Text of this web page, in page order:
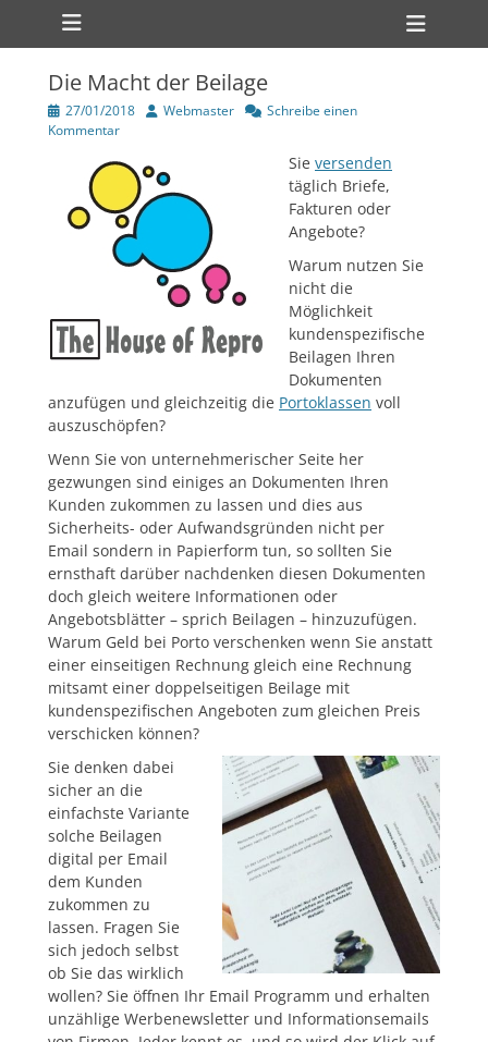
zum
Inhalt
Primärmenü
Die Macht der Beilage
Veröffentlicht
am
27/01/2018 Author
Webmaster
Schreibe einen
Kommentar
Sie versenden
täglich Briefe,
Fakturen oder
Angebote?
Warum nutzen Sie
nicht die
Möglichkeit
kundenspezifische
Beilagen Ihren
Dokumenten
anzufügen und gleichzeitig die Portoklassen voll
auszuschöpfen?
Wenn Sie von unternehmerischer Seite her
gezwungen sind einiges an Dokumenten Ihren
Kunden zukommen zu lassen und dies aus
Sicherheits- oder Aufwandsgründen nicht per
Email sondern in Papierform tun, so sollten Sie
ernsthaft darüber nachdenken diesen Dokumenten
doch gleich weitere Informationen oder
Angebotsblätter – sprich Beilagen – hinzuzufügen.
Warum Geld bei Porto verschenken wenn Sie anstatt
einer einseitigen Rechnung gleich eine Rechnung
mitsamt einer doppelseitigen Beilage mit
kundenspezifischen Angeboten zum gleichen Preis
verschicken können?
Sie denken dabei
sicher an die
einfachste Variante
solche Beilagen
digital per Email
dem Kunden
zukommen zu
lassen. Fragen Sie
sich jedoch selbst
ob Sie das wirklich
wollen? Sie öffnen Ihr Email Programm und erhalten
unzählige Werbenewsletter und Informationsemails